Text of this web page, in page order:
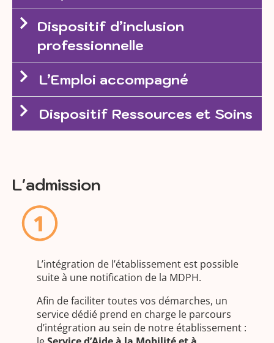
Dispositif d’inclusion
professionnelle
L’Emploi accompagné
Dispositif Ressources et Soins
L'admission
L’intégration de l’établissement est possible
suite à une notification de la MDPH.
Afin de faciliter toutes vos démarches, un
service dédié prend en charge le parcours
d’intégration au sein de notre établissement :